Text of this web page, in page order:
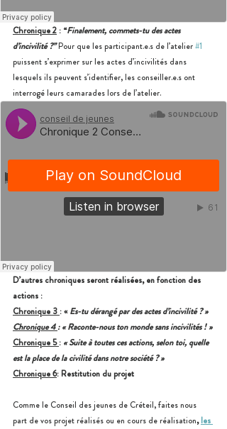
Chronique 2 : “Finalement, commets-tu des actes
d’incivilité ?” Pour que les participant.e.s de l’atelier #1
puissent s’exprimer sur les actes d’incivilités dans
lesquels ils peuvent s’identifier, les conseiller.e.s ont
interrogé leurs camarades lors de l’atelier.
D’autres chroniques seront réalisées, en fonction des
actions :
Chronique 3 : « Es-tu dérangé par des actes d’incivilité ? »
Chronique 4 : « Raconte-nous ton monde sans incivilités ! »
Chronique 5 : « Suite à toutes ces actions, selon toi, quelle
est la place de la civilité dans notre société ? »
Chronique 6: Restitution du projet
Comme le Conseil des jeunes de Créteil, faites nous
part de vos projet réalisés ou en cours de réalisation, les